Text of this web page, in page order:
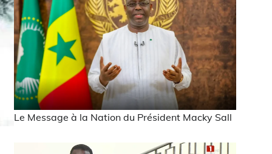
Le Message à la Nation du Président Macky Sall